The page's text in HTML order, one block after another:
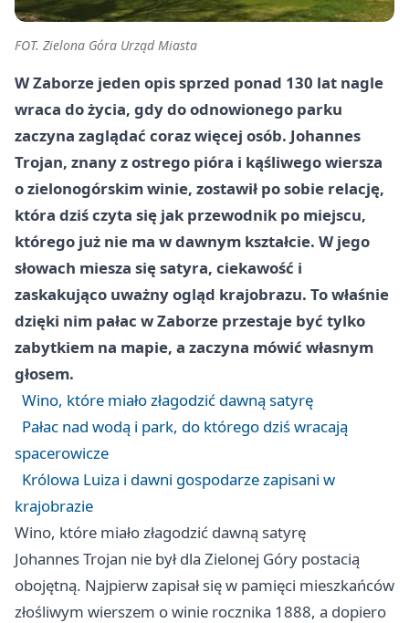
FOT. Zielona Góra Urząd Miasta
W Zaborze jeden opis sprzed ponad 130 lat nagle
wraca do życia, gdy do odnowionego parku
zaczyna zaglądać coraz więcej osób. Johannes
Trojan, znany z ostrego pióra i kąśliwego wiersza
o zielonogórskim winie, zostawił po sobie relację,
która dziś czyta się jak przewodnik po miejscu,
którego już nie ma w dawnym kształcie. W jego
słowach miesza się satyra, ciekawość i
zaskakująco uważny ogląd krajobrazu. To właśnie
dzięki nim pałac w Zaborze przestaje być tylko
zabytkiem na mapie, a zaczyna mówić własnym
głosem.
Wino, które miało złagodzić dawną satyrę
Pałac nad wodą i park, do którego dziś wracają
spacerowicze
Królowa Luiza i dawni gospodarze zapisani w
krajobrazie
Wino, które miało złagodzić dawną satyrę
Johannes Trojan nie był dla Zielonej Góry postacią
obojętną. Najpierw zapisał się w pamięci mieszkańców
złośliwym wierszem o winie rocznika 1888, a dopiero